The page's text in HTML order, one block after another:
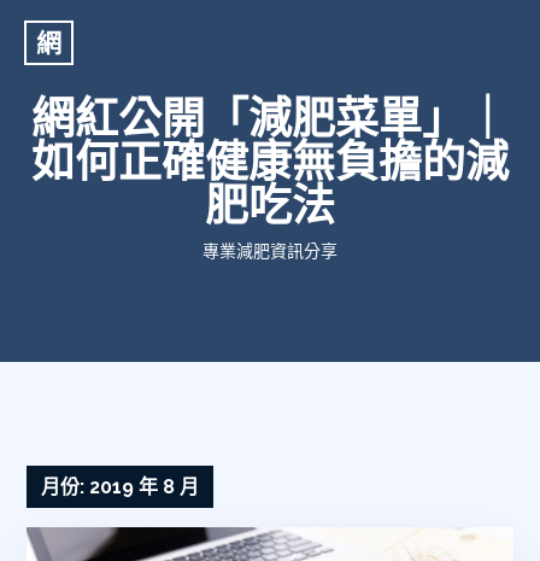
網
網紅公開「減肥菜單」｜
如何正確健康無負擔的減
肥吃法
專業減肥資訊分享
月份: 2019 年 8 月